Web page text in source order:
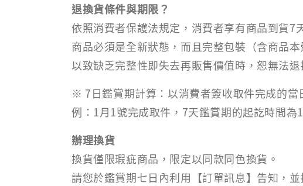
退換貨條件與期限？
依照消費者保護法規定，消費者享有商品到貨
商品必須是全新狀態，而且完整包裝（含商品
以致缺乏完整性即失去再販售價值時，恕無法退
※ 7日鑑賞期計算：以消費者簽收取件完成的當
例：1月1號完成取件，7天鑑賞期的起訖時間為
辦理換貨
換貨僅限瑕疵商品，限定以同款同色換貨。
請您於鑑賞期七日內利用【訂單訊息】告知，並